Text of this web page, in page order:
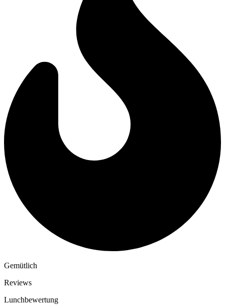
Gemütlich
Reviews
Lunchbewertung